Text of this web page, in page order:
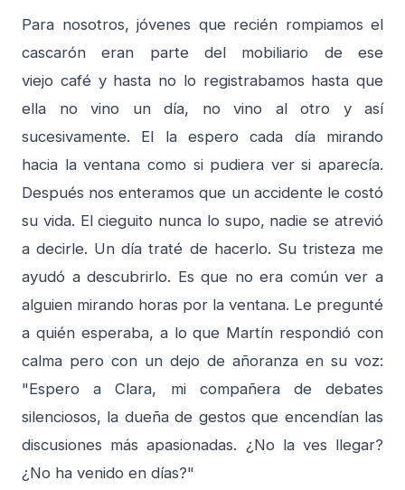
Para nosotros, jóvenes que recién rompiamos el
cascarón eran parte del mobiliario de ese
viejo café y hasta no lo registrabamos hasta que
ella no vino un día, no vino al otro y así
sucesivamente. El la espero cada día mirando
hacia la ventana como si pudiera ver si aparecía.
Después nos enteramos que un accidente le costó
su vida. El cieguito nunca lo supo, nadie se atrevió
a decirle. Un día traté de hacerlo. Su tristeza me
ayudó a descubrirlo. Es que no era común ver a
alguien mirando horas por la ventana. Le pregunté
a quién esperaba, a lo que Martín respondió con
calma pero con un dejo de añoranza en su voz:
"Espero a Clara, mi compañera de debates
silenciosos, la dueña de gestos que encendían las
discusiones más apasionadas. ¿No la ves llegar?
¿No ha venido en días?"